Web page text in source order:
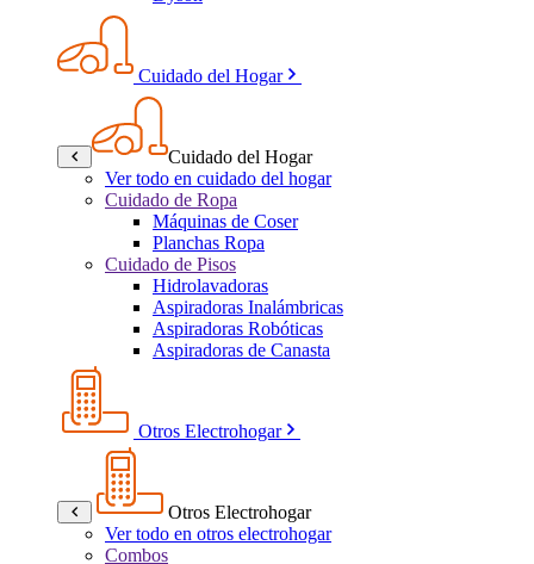
Cuidado del Hogar
Cuidado del Hogar
Ver todo en cuidado del hogar
Cuidado de Ropa
Máquinas de Coser
Planchas Ropa
Cuidado de Pisos
Hidrolavadoras
Aspiradoras Inalámbricas
Aspiradoras Robóticas
Aspiradoras de Canasta
Otros Electrohogar
Otros Electrohogar
Ver todo en otros electrohogar
Combos